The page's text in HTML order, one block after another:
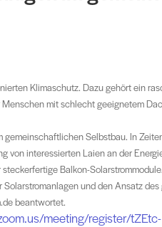
Klimaschutz. Dazu gehört ein
mit schlecht geeignetem
Selbstbau. In
von interessierten Laien an der
Balkon-Solarstrommodule.
und den Ansatz
beantwortet.
meeting/register/tZEtc-